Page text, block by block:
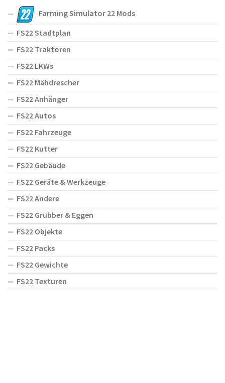
Farming Simulator 22 Mods
FS22 Stadtplan
FS22 Traktoren
FS22 LKWs
FS22 Mähdrescher
FS22 Anhänger
FS22 Autos
FS22 Fahrzeuge
FS22 Kutter
FS22 Gebäude
FS22 Geräte & Werkzeuge
FS22 Andere
FS22 Grubber & Eggen
FS22 Objekte
FS22 Packs
FS22 Gewichte
FS22 Texturen